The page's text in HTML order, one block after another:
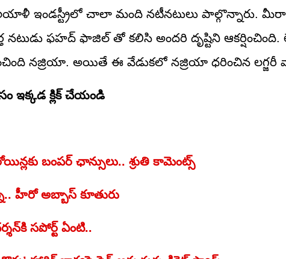
ఇండస్ట్రీలో చాలా మంది నటీనటులు పాల్గొన్నారు. మీరా
నటుడు ఫహద్ ఫాజిల్ తో కలిసి అందరి దృష్టిని
నజ్రియా. అయితే ఈ వేడుకలో నజ్రియా ధరించిన లగ్జరీ వాచ్
ఇక్కడ క్లిక్ చేయండి
బంపర్‌ ఛాన్సులు.. శ్రుతి కామెంట్స్
హీరో అబ్బాస్ కూతురు
సపోర్ట్‌ ఏంటి..